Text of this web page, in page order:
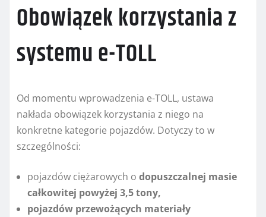
Obowiązek korzystania z
systemu e-TOLL
Od momentu wprowadzenia e-TOLL, ustawa
nakłada obowiązek korzystania z niego na
konkretne kategorie pojazdów. Dotyczy to w
szczególności:
pojazdów ciężarowych o dopuszczalnej masie
całkowitej powyżej 3,5 tony,
pojazdów przewożących materiały